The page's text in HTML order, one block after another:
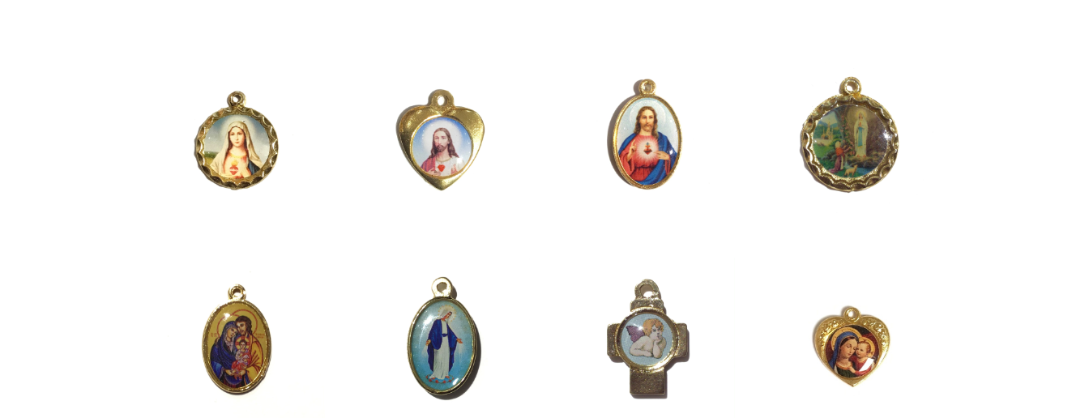
ST.MARY
¥1,980
JESUS CHRIST
¥1,980
JESUS CHRIST and ST.MA
RY
¥1,980
Lourdes
¥1,980
FAMILY
¥1,980
St.MARY
¥1,980
ANGEL CROSS
¥1,980
HEART MARIA
¥1,980